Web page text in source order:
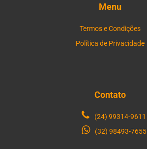
Menu
Termos e Condições
Política de Privacidade
Contato
(24) 99314-9611
(32) 98493-7655